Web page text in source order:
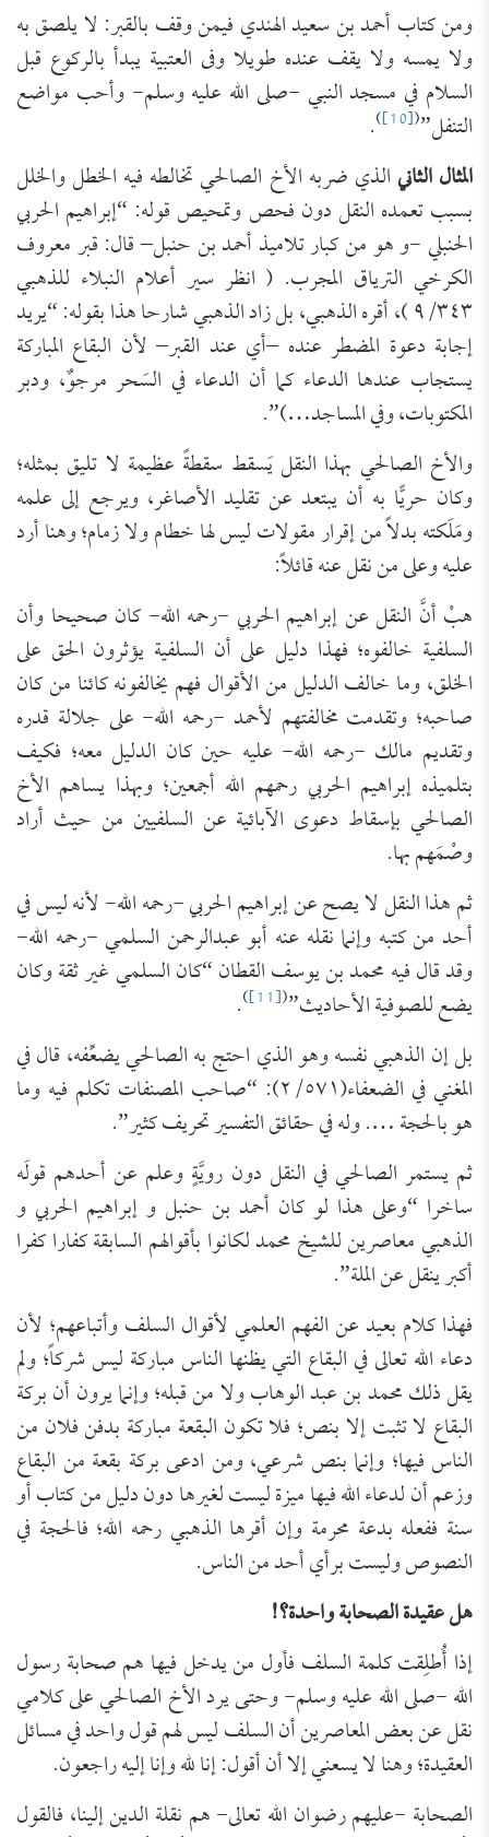
ومن كتاب أحمد بن سعيد الهندي فيمن وقف بالقبر: لا يلصق به
ولا يمسه ولا يقف عنده طويلا وفى العتبية يبدأ بالركوع قبل
السلام في مسجد النبي -صلى الله عليه وسلم- وأحب مواضع
التنفل”(
[10]
)
.
المثال الثانيالذي ضربه الأخ الصالحي تخالطه فيه الخطل والخلل
بسبب تعمده النقل دون فحص وتمحيص قوله: “إبراهيم الحربي
الحنبلي -و هو من كبار تلاميذ أحمد بن حنبل– قال: قبر معروف
الكرخي الترياق المجرب. ( انظر سير أعلام النبلاء للذهبي
٩/٣٤٣ )، أقره الذهبي، بل زاد الذهبي شارحا هذا بقوله: “يريد
إجابة دعوة المضطر عنده –أي عند القبر– لأن البقاع المباركة
يستجاب عندها الدعاء كما أن الدعاء في السَحر مرجوٌ، ودبر
المكتوبات، وفي المساجد…)”.
والأخ الصالحي بهذا النقل يَسقط سقطةً عظيمة لا تليق بمثله؛
وكان حريًّا به أن يبتعد عن تقليد الأصاغر، ويرجع إلى علمه
ومَلَكته بدلاً من إقرار مقولات ليس لها خطام ولا زمام؛ وهنا أرد
عليه وعلى من نقل عنه قائلاً:
هبْ أنَّ النقل عن إبراهيم الحربي -رحمه الله- كان صحيحا وأن
السلفية خالفوه؛ فهذا دليل على أن السلفية يؤثرون الحق على
الخلق، وما خالف الدليل من الأقوال فهم يخالفونه كائنا من كان
صاحبه؛ وتقدمت مخالفتهم لأحمد -رحمه الله- على جلالة قدره
وتقديم مالك -رحمه الله- عليه حين كان الدليل معه؛ فكيف
بتلميذه إبراهيم الحربي رحمهم الله أجمعين؛ وبهذا يساهم الأخ
الصالحي بإسقاط دعوى الآبائية عن السلفيين من حيث أراد
وصْمَهم بها.
ثم هذا النقل لا يصح عن إبراهيم الحربي -رحمه الله- لأنه ليس في
أحد من كتبه وإنما نقله عنه أبو عبدالرحمن السلمي -رحمه الله-
وقد قال فيه محمد بن يوسف القطان “كان السلمي غير ثقة وكان
يضع للصوفية الأحاديث”(
[11]
)
.
بل إن الذهبي نفسه وهو الذي احتج به الصالحي يضعِّفه، قال في
المغني في الضعفاء(٢/٥٧١): “صاحب المصنفات تكلم فيه وما
هو بالحجة …. وله في حقائق التفسير تحريف كثير”.
ثم يستمر الصالحي في النقل دون رويَّةٍ وعلم عن أحدهم قولَه
ساخرا “وعلى هذا لو كان أحمد بن حنبل و إبراهيم الحربي و
الذهبي معاصرين للشيخ محمد لكانوا بأقوالهم السابقة كفارا كفرا
أكبر ينقل عن الملة”.
فهذا كلام بعيد عن الفهم العلمي لأقوال السلف وأتباعهم؛ لأن
دعاء الله تعالى في البقاع التي يظنها الناس مباركة ليس شركاً؛ ولم
يقل ذلك محمد بن عبد الوهاب ولا من قبله؛ وإنما يرون أن بركة
البقاع لا تثبت إلا بنص؛ فلا تكون البقعة مباركة بدفن فلان من
الناس فيها؛ وإنما بنص شرعي، ومن ادعى بركة بقعة من البقاع
وزعم أن لدعاء الله فيها ميزة ليست لغيرها دون دليل من كتاب أو
سنة ففعله بدعة محرمة وإن أقرها الذهبي رحمه الله؛ فالحجة في
النصوص وليست برأي أحد من الناس.
هل عقيدة الصحابة واحدة؟!
إذا أُطلِقت كلمة السلف فأول من يدخل فيها هم صحابة رسول
الله -صلى الله عليه وسلم- وحتى يرد الأخ الصالحي على كلامي
نقل عن بعض المعاصرين أن السلف ليس لهم قول واحد في مسائل
العقيدة؛ وهنا لا يسعني إلا أن أقول: إنا لله وإنا إليه راجعون.
الصحابة -عليهم رضوان الله تعالى- هم نقلة الدين إلينا، فالقول